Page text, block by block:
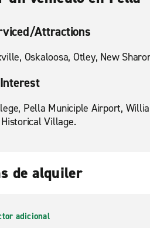
Attractions
Oskaloosa, Otley, New
Pella Municiple Airport,
Village.
de alquiler
adicional